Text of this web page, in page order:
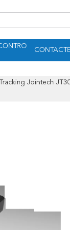
Jointech